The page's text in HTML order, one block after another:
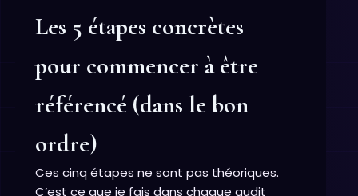
Les 5 étapes concrètes
pour commencer à être
référencé (dans le bon
ordre)
Ces cinq étapes ne sont pas théoriques.
C’est ce que je fais dans chaque audit